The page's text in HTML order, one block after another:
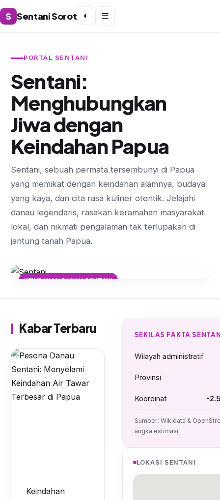
S Sentani Sorot ◐ ☰
PORTAL SENTANI
Sentani:
Menghubungkan
Jiwa dengan
Keindahan Papua
Sentani, sebuah permata tersembunyi di Papua
yang memikat dengan keindahan alamnya, budaya
yang kaya, dan cita rasa kuliner otentik. Jelajahi
danau legendaris, rasakan keramahan masyarakat
lokal, dan nikmati pengalaman tak terlupakan di
jantung tanah Papua.
KEINDAHAN DANAU SENTANI
Terbesar di Papua
Kabar Terbaru
Keindahan
SEKILAS FAKTA
Wilayah administratif
Provinsi
Koordinat -
Sumber: Wikidata &
angka estimasi.
LOKASI SENTANI